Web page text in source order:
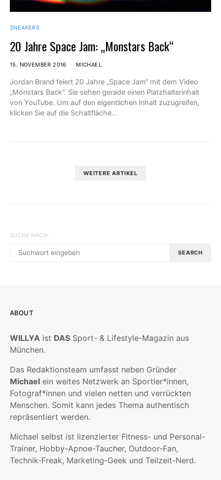
SNEAKERS
20 Jahre Space Jam: „Monstars Back“
15. NOVEMBER 2016 MICHAEL
Jordan Brand feiert 20 Jahre „Space Jam“ mit dem Video
„Monstars Back“. Sie sehen gerade einen Platzhalterinhalt
von YouTube. Um auf den eigentlichen Inhalt zuzugreifen,
klicken Sie auf die Schaltfläche…
WEITERE ARTIKEL
SUCHE NACH:
SEARCH
ABOUT
WILLYA ist DAS Sport- & Lifestyle-Magazin aus
München.
Das Redaktionsteam umfasst neben Gründer
Michael ein weites Netzwerk an Sportler*innen,
Fotograf*innen und vielen netten und verrückten
Menschen. Somit kann jedes Thema authentisch
repräsentiert werden.
Michael selbst ist lizenzierter Fitness- und Personal-
Trainer, Hobby-Apnoe-Taucher, Outdoor-Fan,
Technik-Freak, Marketing-Geek und Teilzeit-Nerd.